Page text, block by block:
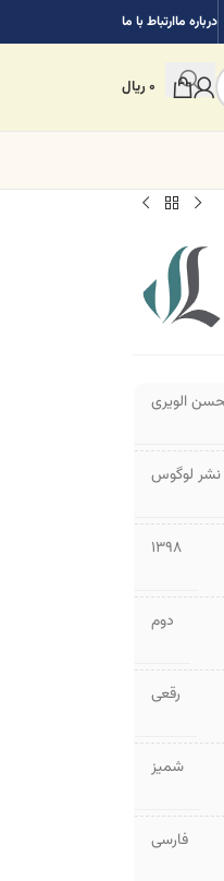
درباره ماارتباط با ما
0ریال
الویری
نشر لوگوس
1398
دوم
رقعی
شمیز
فارسی